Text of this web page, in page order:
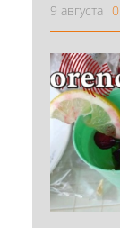
9 августа